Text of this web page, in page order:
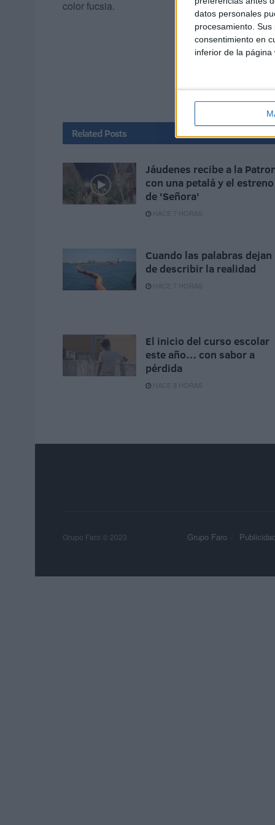
datos personales
procesamiento.
consentimiento en
inferior de la página
color fucsia.
Related Posts
Jáudenes recibe a la
con una petalá y el estreno
de 'Señora'
HACE 7 HORAS
Cuando las palabras dejan
de describir la realidad
HACE 7 HORAS
El inicio del curso escolar
este año… con sabor a
pérdida
HACE 8 HORAS
Grupo Faro Publicidad
Grupo Faro © 2023